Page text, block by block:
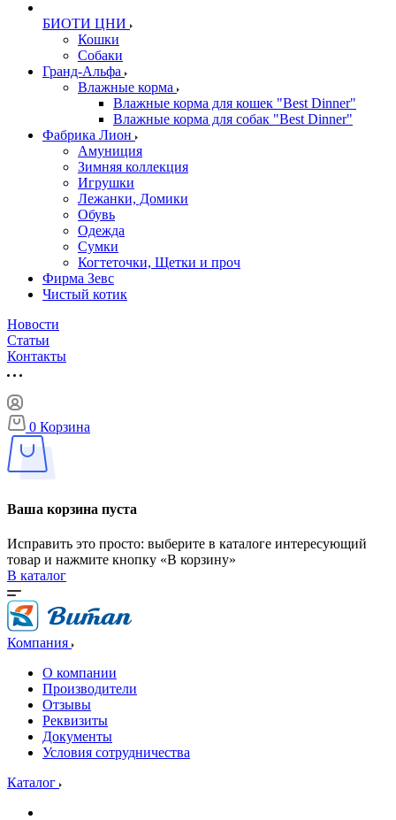
БИОТИ ЦНИ
Кошки
Собаки
Гранд-Альфа
Влажные корма
Влажные корма для кошек "Best Dinner"
Влажные корма для собак "Best Dinner"
Фабрика Лион
Амуниция
Зимняя коллекция
Игрушки
Лежанки, Домики
Обувь
Одежда
Сумки
Когтеточки, Щетки и проч
Фирма Зевс
Чистый котик
Новости
Статьи
Контакты
0 Корзина
Ваша корзина пуста
Исправить это просто: выберите в каталоге интересующий
товар и нажмите кнопку «В корзину»
В каталог
Компания
О компании
Производители
Отзывы
Реквизиты
Документы
Условия сотрудничества
Каталог